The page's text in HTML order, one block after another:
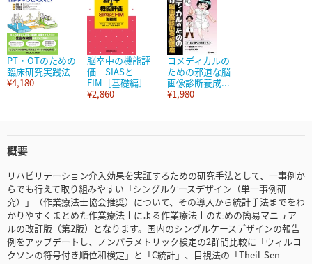
PT・OTのための
臨床研究実践法
¥4,180
脳卒中の機能評
価―SIASと
FIM［基礎編］
¥2,860
コメディカルの
ための邪道な脳
画像診断養成...
¥1,980
概要
リハビリテーション介入効果を実証するための研究手法として、一事例か
らでも行えて取り組みやすい「シングルケースデザイン（単一事例研
究）」（作業療法士協会推奨）について、その導入から統計手法までをわ
かりやすくまとめた作業療法士による作業療法士のための簡易マニュア
ルの改訂版（第2版）となります。国内のシングルケースデザインの報告
例をアップデートし、ノンパラメトリック検定の2群間比較に「ウィルコ
クソンの符号付き順位和検定」と「C統計」、目視法の「Theil-Sen